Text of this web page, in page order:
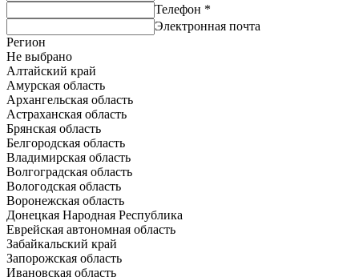
Телефон *
Электронная почта
Регион
Не выбрано
Алтайский край
Амурская область
Архангельская область
Астраханская область
Брянская область
Белгородская область
Владимирская область
Волгоградская область
Вологодская область
Воронежская область
Донецкая Народная Республика
Еврейская автономная область
Забайкальский край
Запорожская область
Ивановская область